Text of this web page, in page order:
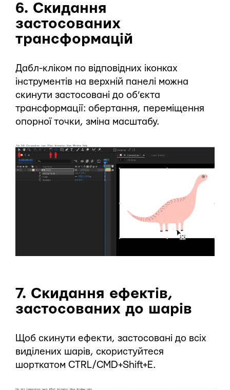
6. Скидання
застосованих
трансформацій
Дабл-кліком по відповідних іконках
інструментів на верхній панелі можна
скинути застосовані до об’єкта
трансформації: обертання, переміщення
опорної точки, зміна масштабу.
7. Скидання ефектів,
застосованих до шарів
Щоб скинути ефекти, застосовані до всіх
виділених шарів, скористуйтеся
шорткатом CTRL/CMD+Shift+E.